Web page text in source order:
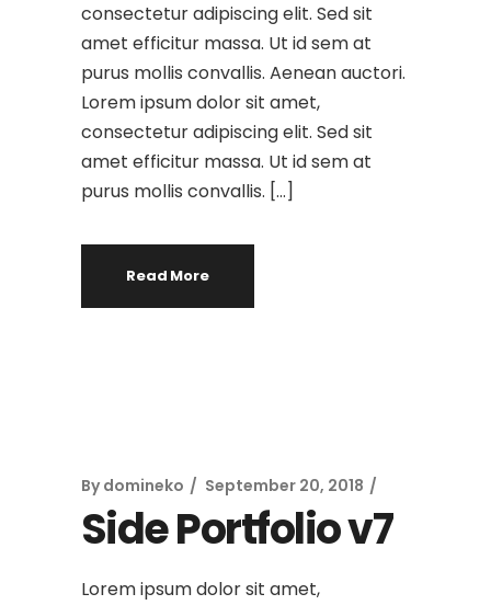
consectetur adipiscing elit. Sed sit
amet efficitur massa. Ut id sem at
purus mollis convallis. Aenean auctori.
Lorem ipsum dolor sit amet,
consectetur adipiscing elit. Sed sit
amet efficitur massa. Ut id sem at
purus mollis convallis. […]
Read More
By domineko September 20, 2018
Side Portfolio v7
Lorem ipsum dolor sit amet,